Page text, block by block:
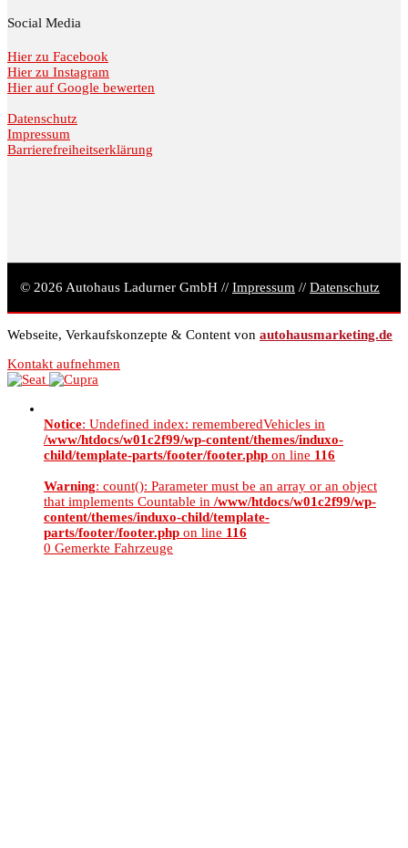
Social Media
Hier zu Facebook
Hier zu Instagram
Hier auf Google bewerten
Datenschutz
Impressum
Barrierefreiheitserklärung
© 2026 Autohaus Ladurner GmbH // Impressum // Datenschutz
Webseite, Verkaufskonzepte & Content von autohausmarketing.de
Kontakt aufnehmen
Notice: Undefined index: rememberedVehicles in
/www/htdocs/w01c2f99/wp-content/themes/induxo-
child/template-parts/footer/footer.php on line 116
Warning: count(): Parameter must be an array or an object
that implements Countable in /www/htdocs/w01c2f99/wp-
content/themes/induxo-child/template-
parts/footer/footer.php on line 116
0 Gemerkte Fahrzeuge